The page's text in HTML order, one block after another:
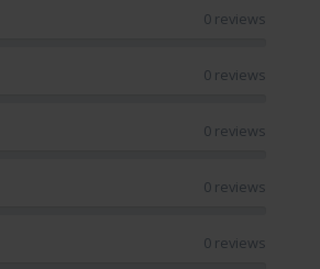
0 reviews
0 reviews
0 reviews
0 reviews
0 reviews